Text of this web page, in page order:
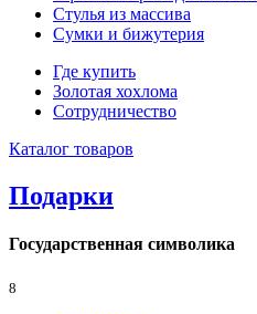
Стулья из массива
Сумки и бижутерия
Где купить
Золотая хохлома
Сотрудничество
Каталог товаров
Подарки
Государственная символика
8